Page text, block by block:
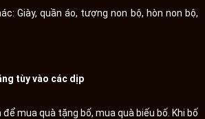
Giày, quần áo, tượng non bộ, hòn non bộ,
tùy vào các dịp
mua quà tặng bố, mua quà biếu bố. Khi bố